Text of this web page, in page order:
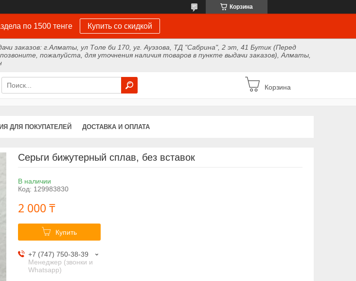
Корзина
по 1500 тенге Купить со скидкой
заказов: г.Алматы, ул Толе би 170, уг. Ауэзова, ТД "Сабрина", 2 эт, 41 Бутик (Перед
пожалуйста, для уточнения наличия товаров в пункте выдачи заказов), Алматы,
Корзина
ДЛЯ ПОКУПАТЕЛЕЙ ДОСТАВКА И ОПЛАТА
Серьги бижутерный сплав, без вставок
В наличии
Код: 129983830
2 000 ₸
Купить
+7 (747) 750-38-39
Менеджер (звонки и
Whatsapp)